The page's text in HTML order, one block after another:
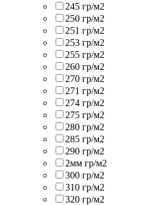
245 гр/м2
250 гр/м2
251 гр/м2
253 гр/м2
255 гр/м2
260 гр/м2
270 гр/м2
271 гр/м2
274 гр/м2
275 гр/м2
280 гр/м2
285 гр/м2
290 гр/м2
2мм гр/м2
300 гр/м2
310 гр/м2
320 гр/м2